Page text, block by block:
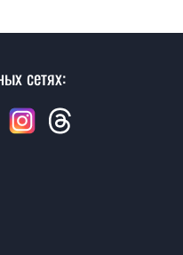
стоит 500 грн.
ТМ Фаворит?
дверей ТМ
очереди, во все дни
сетях: